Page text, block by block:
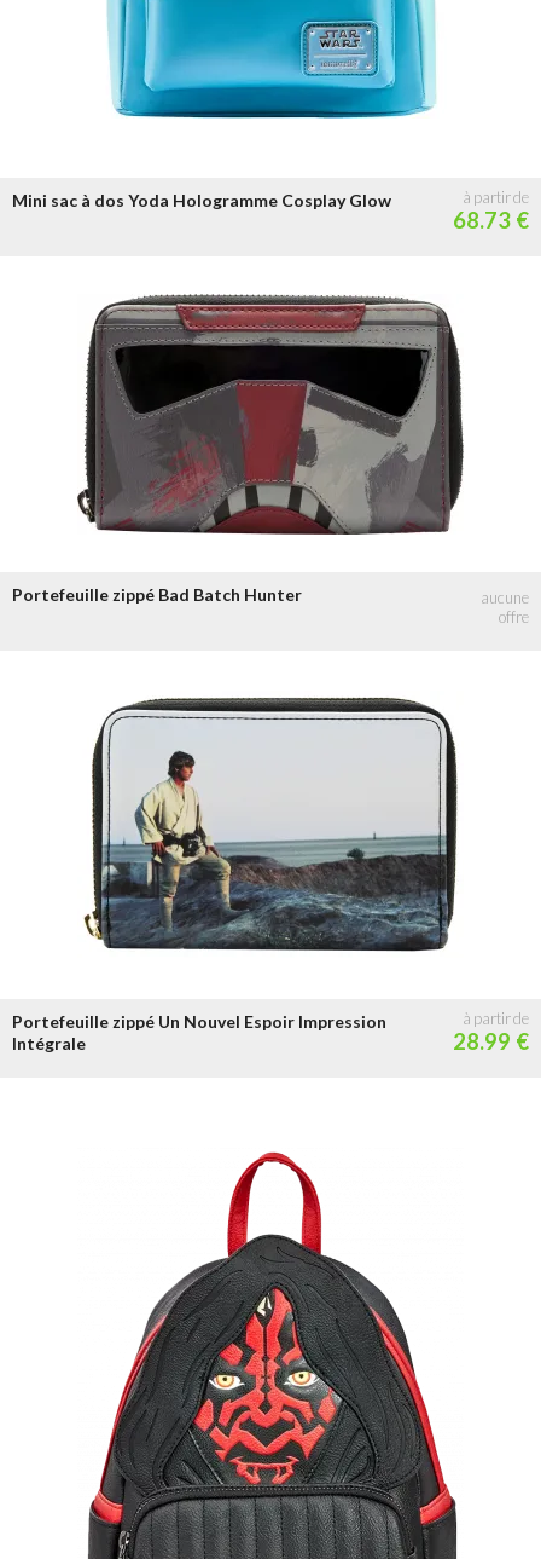
Mini sac à dos Yoda Hologramme Cosplay Glow
68.73 €
Portefeuille zippé Bad Batch Hunter
Portefeuille zippé Un Nouvel Espoir Impression
Intégrale
28.99 €